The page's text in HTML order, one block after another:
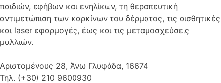
παιδιών, εφήβων και ενηλίκων, τη θεραπευτική
αντιμετώπιση των καρκίνων του δέρματος, τις αισθητικές
και laser εφαρμογές, έως και τις μεταμοσχεύσεις
μαλλιών.
Αριστομένους 28, Άνω Γλυφάδα, 16674
Τηλ. (+30) 210 9600930